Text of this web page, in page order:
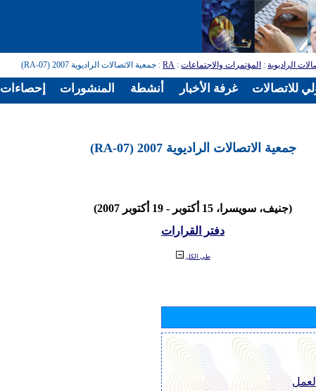
الراديوية: المؤتمرات والاجتماعات:
RA: جمعية الاتصالات الراديوية 2007 (RA-07)
جمعية الاتصالات الراديوية 2007 (RA-07)
(جنيف، سويسرا، 15 أكتوبر - 19 أكتوبر 2007)
دفتر القرارات
طي الكل
إحصاءات المنشورات أنشطة غرفة الأخبار للاتصالات